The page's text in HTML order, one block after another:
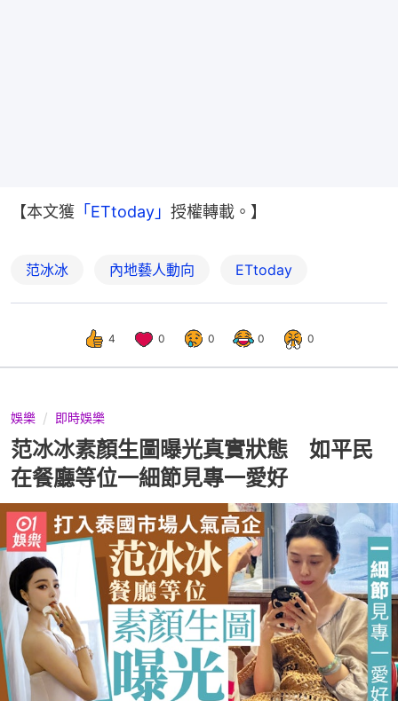
【本文獲 「ETtoday」 授權轉載。】
范冰冰 內地藝人動向 ETtoday
4 0 0 0 0
娛樂 即時娛樂
范冰冰素顏生圖曝光真實狀態 如平民
在餐廳等位一細節見專一愛好